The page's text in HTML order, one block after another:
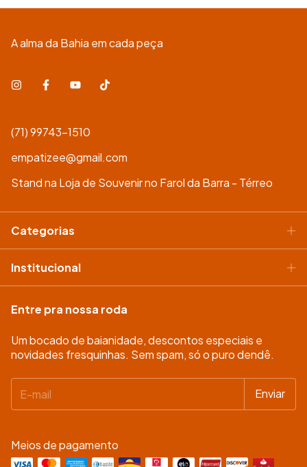
A alma da Bahia em cada peça
(71) 99743-1510
empatizee@gmail.com
Stand na Loja de Souvenir no Farol da Barra - Térreo
Categorias
Institucional
Entre pra nossa roda
Um bocado de baianidade, descontos especiais e
novidades fresquinhas. Sem spam, só o puro dendê.
Meios de pagamento